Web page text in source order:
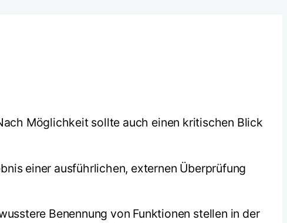
Möglichkeit sollte auch einen kritischen Blick
einer ausführlichen, externen Überprüfung
Benennung von Funktionen stellen in der